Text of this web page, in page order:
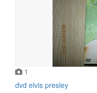
1
dvd elvis presley